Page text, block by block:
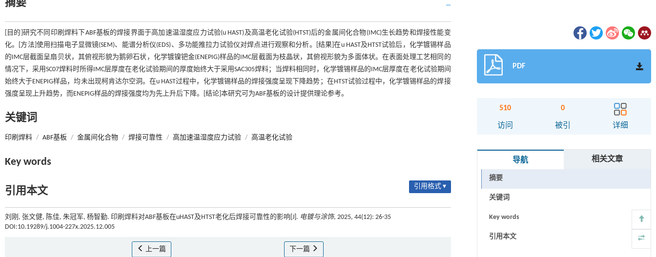
摘要
[目的]研究不同印刷焊料下ABF基板的焊接界面于高加速温湿度应力试验(u HAST)及高温老化试验(HTST)后的金属间化合物(IMC)生长趋势和焊接性能变
化。[方法]使用扫描电子显微镜(SEM)、能谱分析仪(EDS)、多功能推拉力试验仪对焊点进行观察和分析。[结果]在u HAST及HTST试验后，化学镀锡样品
的IMC层截面呈扇贝状，其俯视形貌为鹅卵石状，化学镀镍钯金(ENEPIG)样品的IMC层截面为枝晶状，其俯视形貌为多面体状。在表面处理工艺相同的
情况下，采用SC07焊料时所得IMC层厚度在老化试验期间的厚度始终大于采用SAC305焊料；当焊料相同时，化学镀锡样品的IMC层厚度在老化试验期间
始终大于ENEPIG样品，均未出现柯肯达尔空洞。在u HAST过程中，化学镀锡样品的焊接强度呈现下降趋势；在HTST试验过程中，化学镀锡样品的焊接
强度呈现上升趋势，而ENEPIG样品的焊接强度均为先上升后下降。[结论]本研究可为ABF基板的设计提供理论参考。
关键词
印刷焊料 / ABF基板 / 金属间化合物 / 焊接可靠性 / 高加速温湿度应力试验 / 高温老化试验
Key words
引用本文 引用格式 ▾
刘刚, 张文健, 陈佳, 朱冠军, 杨智勤. 印刷焊料对ABF基板在uHAST及HTST老化后焊接可靠性的影响[J]. 电镀与涂饰, 2025, 44(12): 26-35
DOI:10.19289/j.1004-227x.2025.12.005
上一篇 下一篇
PDF
510
访问
0
被引 详细
导航 相关文章
摘要
关键词
Key words
引用本文